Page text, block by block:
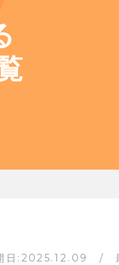
日:2025.12.09 /